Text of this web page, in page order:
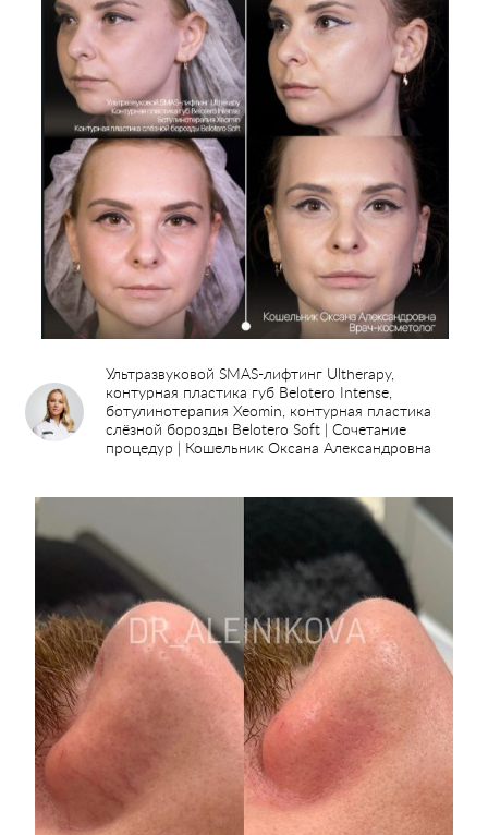
Ультразвуковой SMAS-лифтинг Ultherapy,
контурная пластика губ Belotero Intense,
ботулинотерапия Xeomin, контурная пластика
слёзной борозды Belotero Soft | Сочетание
процедур | Кошельник Оксана Александровна